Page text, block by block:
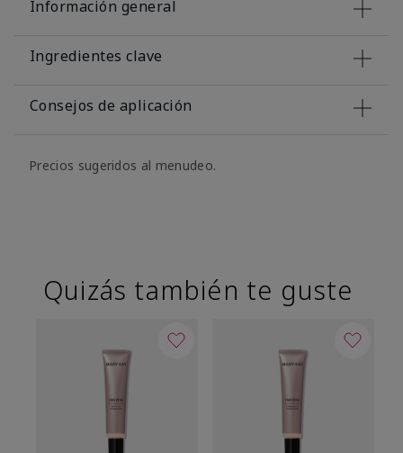
Información general
Ingredientes clave
Consejos de aplicación
Precios sugeridos al menudeo.
Quizás también te guste